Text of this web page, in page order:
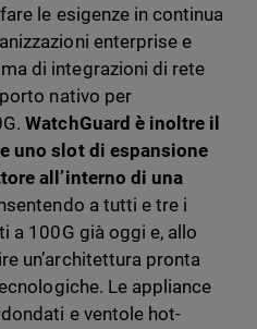
le esigenze in continua
enterprise e
di integrazioni di rete
nativo per
WatchGuard è inoltre il
uno slot di espansione
all’interno di una
a tutti e tre i
a 100G già oggi e, allo
un’architettura pronta
Le appliance
e ventole hot-